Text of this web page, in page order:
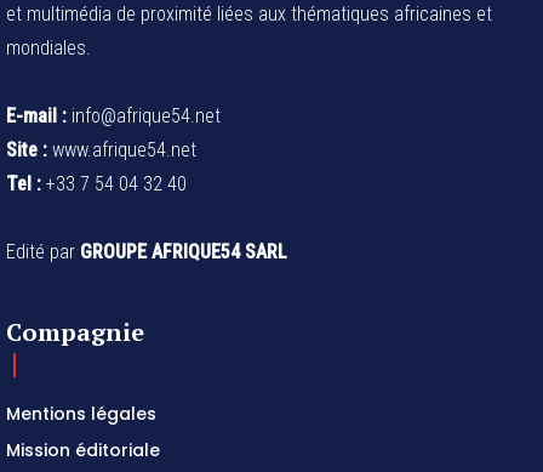
et multimédia de proximité liées aux thématiques africaines et
mondiales.
E-mail : info@afrique54.net
Site : www.afrique54.net
Tel : +33 7 54 04 32 40
Edité par GROUPE AFRIQUE54 SARL
Compagnie
Mentions légales
Mission éditoriale